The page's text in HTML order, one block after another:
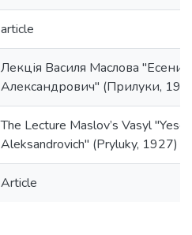
article
Лекція Василя Маслова
Александрович" (Прилуки,
The Lecture Maslov’s Vasyl
Aleksandrovich" (Pryluky, 1927)
Article